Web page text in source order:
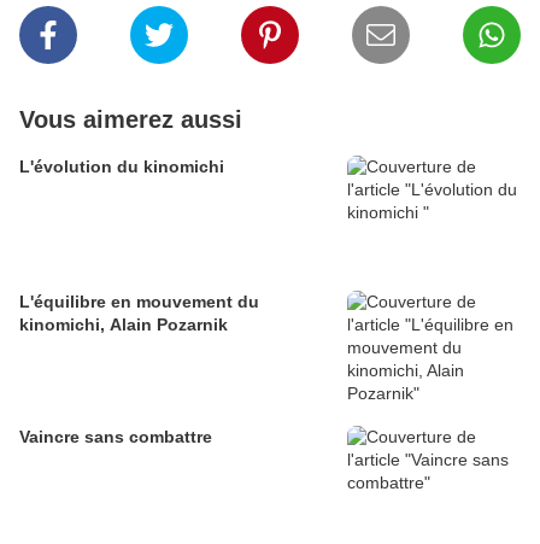
Vous aimerez aussi
L'évolution du kinomichi
L'équilibre en mouvement du
kinomichi, Alain Pozarnik
Vaincre sans combattre